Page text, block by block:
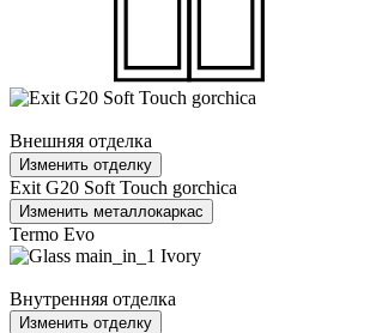
Внешняя отделка
Изменить отделку
Exit G20 Soft Touch gorchica
Изменить металлокаркас
Termo Evo
Внутренняя отделка
Изменить отделку